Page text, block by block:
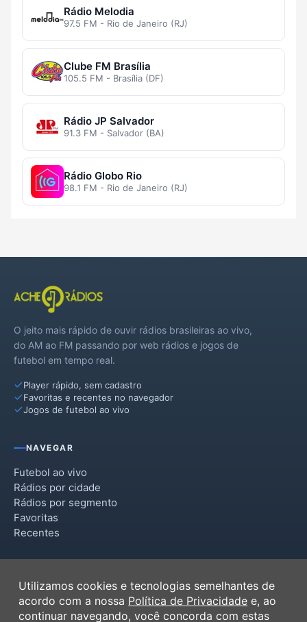
Rádio Melodia
97.5 FM - Rio de Janeiro (RJ)
Clube FM Brasília
105.5 FM - Brasília (DF)
Rádio JP Salvador
91.3 FM - Salvador (BA)
Rádio Globo Rio
98.1 FM - Rio de Janeiro (RJ)
O jeito mais rápido de ouvir rádios brasileiras ao vivo,
do AM ao FM passando por web rádios e jogos de
futebol em tempo real.
Player rápido, sem cadastro
Favoritas e recentes no navegador
Jogos de futebol ao vivo
NAVEGAR
Futebol ao vivo
Rádios por cidade
Rádios por segmento
Favoritas
Recentes
Termos de Uso
Política de Privacidade
Utilizamos cookies e tecnologias semelhantes de
acordo com a nossa Política de Privacidade e, ao
continuar navegando, você concorda com estas